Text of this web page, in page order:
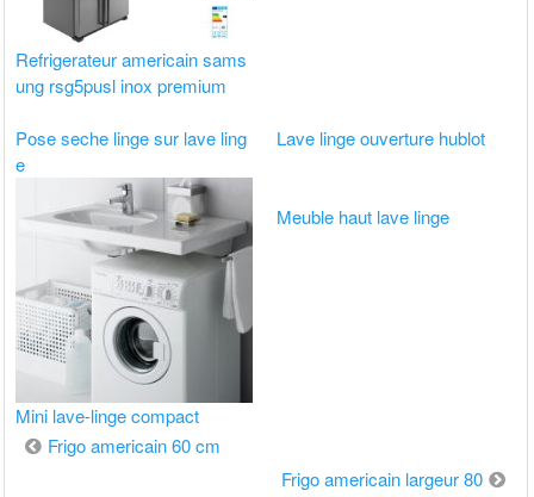
Refrigerateur americain sams
ung rsg5pusl inox premium
Pose seche linge sur lave ling
e
Lave linge ouverture hublot
Mini lave-linge compact
Meuble haut lave linge
Navigation
Frigo americain 60 cm
Frigo americain largeur 80